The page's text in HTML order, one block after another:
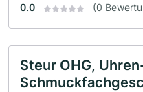
0.0 (0
Steur OHG,